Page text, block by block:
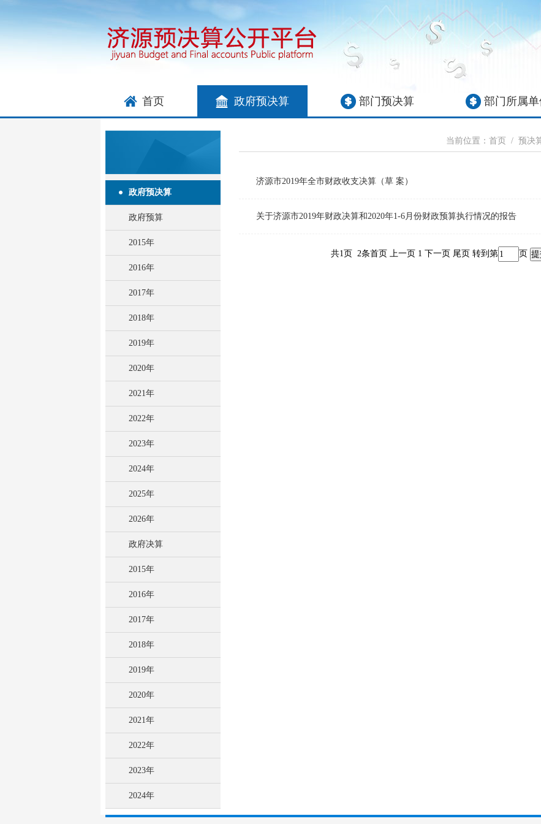
首页 政府预决算 部门预决算 部门所属
政府预决算
政府预算
2015年
2016年
2017年
2018年
2019年
2020年
2021年
2022年
2023年
2024年
2025年
2026年
政府决算
2015年
2016年
2017年
2018年
2019年
2020年
2021年
2022年
2023年
2024年
当前位置： 首页 / 预决
济源市2019年全市财政收支决算（草 案）
关于济源市2019年财政决算和2020年1-6月份财政预算执行情况的报告
共1页 2条首页 上一页 1 下一页 尾页 转到第 页